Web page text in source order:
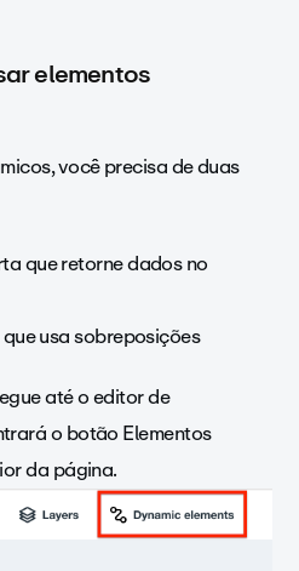
elementos
você precisa de duas
que retorne dados no
usa sobreposições
até o editor de
o botão Elementos
da página.